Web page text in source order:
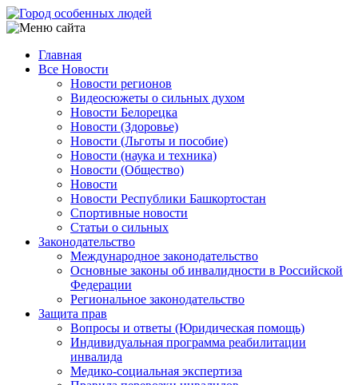
Перейти
к
содержанию
Main
navigation
Главная
Все Новости
Новости регионов
Видеосюжеты о сильных духом
Новости Белорецка
Новости (Здоровье)
Новости (Льготы и пособие)
Новости (наука и техника)
Новости (Общество)
Новости
Новости Республики Башкортостан
Спортивные новости
Статьи о сильных
Законодательство
Международное законодательство
Основные законы об инвалидности в Российской
Федерации
Региональное законодательство
Защита прав
Вопросы и ответы (Юридическая помощь)
Индивидуальная программа реабилитации
инвалида
Медико-социальная экспертиза